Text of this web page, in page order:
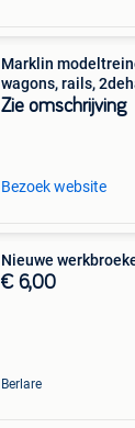
Marklin
wagons, rails,
Zie omschrijving
Bezoek website
Nieuwe
€ 6,00
Berlare